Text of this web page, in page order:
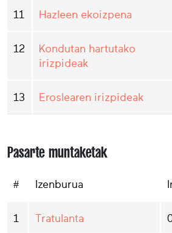
11 Hazleen ekoizpena
12
Kondutan hartutako
irizpideak
13 Eroslearen irizpideak
Pasarte muntaketak
# Izenburua
1 Tratulanta